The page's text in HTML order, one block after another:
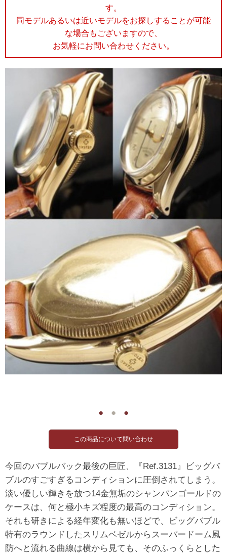
す。
同モデルあるいは近いモデルをお探しすることが可能
な場合もございますので、
お気軽にお問い合わせください。
● ● ●
今回のバブルバック最後の巨匠、『Ref.3131』ビッグバ
ブルのすごすぎるコンディションに圧倒されてしまう。
淡い優しい輝きを放つ14金無垢のシャンパンゴールドの
ケースは、何と極小キズ程度の最高のコンディション。
それも研きによる経年変化も無いほどで、ビッグバブル
特有のラウンドしたスリムベゼルからスーパードーム風
防へと流れる曲線は横から見ても、そのふっくらとした